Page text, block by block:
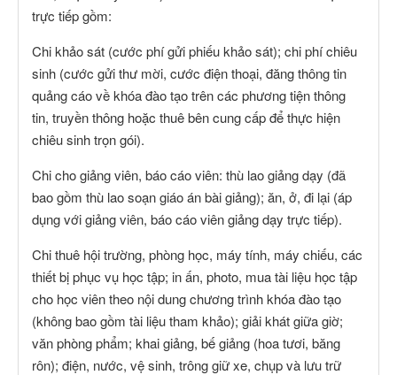
trực tiếp gồm:
Chi khảo sát (cước phí gửi phiếu khảo sát); chi phí chiêu
sinh (cước gửi thư mời, cước điện thoại, đăng thông tin
quảng cáo về khóa đào tạo trên các phương tiện thông
tin, truyền thông hoặc thuê bên cung cấp để thực hiện
chiêu sinh trọn gói).
Chi cho giảng viên, báo cáo viên: thù lao giảng dạy (đã
bao gồm thù lao soạn giáo án bài giảng); ăn, ở, đi lại (áp
dụng với giảng viên, báo cáo viên giảng dạy trực tiếp).
Chi thuê hội trường, phòng học, máy tính, máy chiếu, các
thiết bị phục vụ học tập; in ấn, photo, mua tài liệu học tập
cho học viên theo nội dung chương trình khóa đào tạo
(không bao gồm tài liệu tham khảo); giải khát giữa giờ;
văn phòng phẩm; khai giảng, bế giảng (hoa tươi, băng
rôn); điện, nước, vệ sinh, trông giữ xe, chụp và lưu trữ